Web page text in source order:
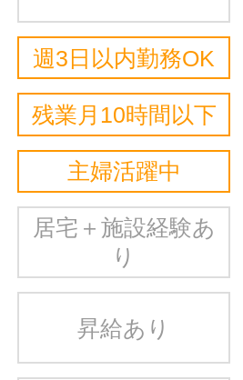
週3日以内勤務OK
残業月10時間以下
主婦活躍中
居宅＋施設経験あ
り
昇給あり